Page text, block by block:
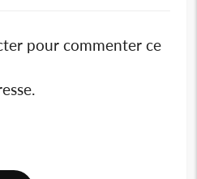
pour commenter ce